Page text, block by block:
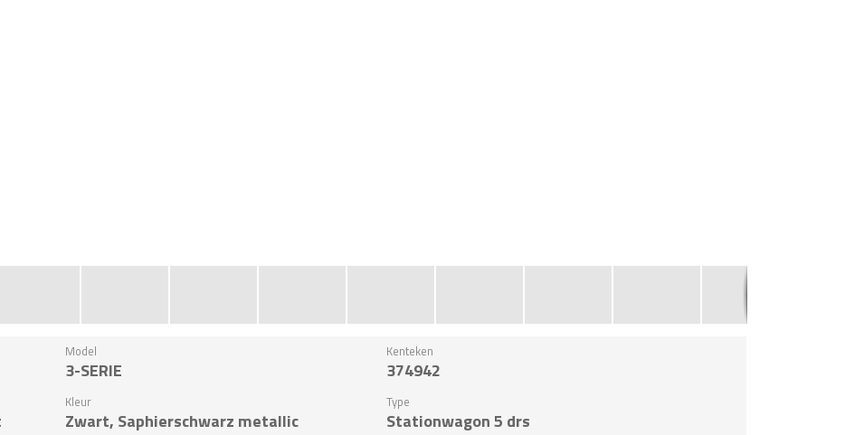
Model
3-SERIE
Kenteken
374942
Kleur
Zwart, Saphierschwarz metallic
Type
Stationwagon 5 drs